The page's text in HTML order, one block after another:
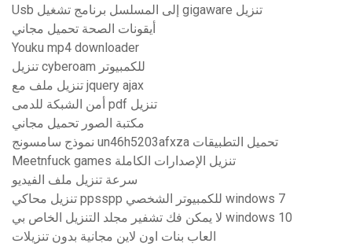
Usb إلى المسلسل برنامج تشغيل gigaware تنزيل
أيقونات الصحة تحميل مجاني
Youku mp4 downloader
تنزيل cyberoam للكمبيوتر
تنزيل ملف مع jquery ajax
أمن الشبكة للدمى pdf تنزيل
مكتبة الصور تحميل مجاني
نموذج سامسونج un46h5203afxza تحميل التطبيقات
Meetnfuck games تنزيل الإصدارات الكاملة
سرعة تنزيل ملف الفيديو
تنزيل محاكي ppsspp للكمبيوتر الشخصي windows 7
لا يمكن فك تشفير مجلد التنزيل الخاص بي windows 10
العاب بنات اون لاين مجانية بدون تنزيلات